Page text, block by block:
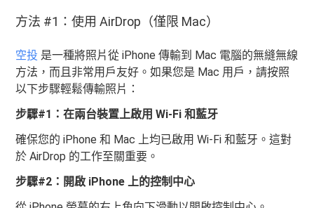
方法 #1：使用 AirDrop（僅限 Mac）
空投 是一種將照片從 iPhone 傳輸到 Mac 電腦的無縫無線
方法，而且非常用戶友好。如果您是 Mac 用戶，請按照
以下步驟輕鬆傳輸照片：
步驟#1：在兩台裝置上啟用 Wi-Fi 和藍牙
確保您的 iPhone 和 Mac 上均已啟用 Wi-Fi 和藍牙。這對
於 AirDrop 的工作至關重要。
步驟#2：開啟 iPhone 上的控制中心